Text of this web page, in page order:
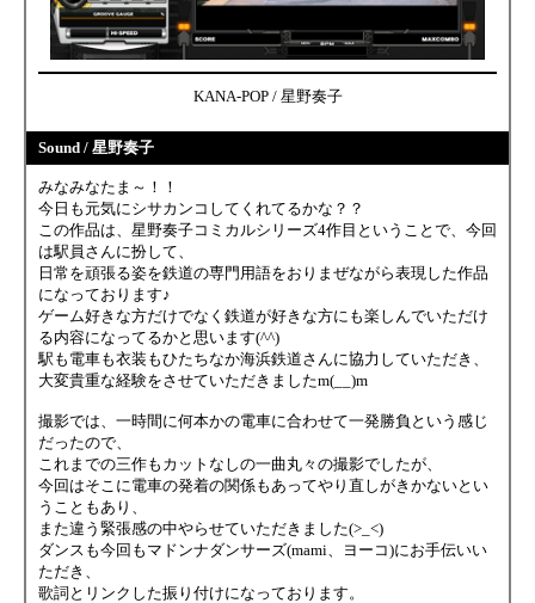
KANA-POP / 星野奏子
Sound / 星野奏子
みなみなたま～！！
今日も元気にシサカンコしてくれてるかな？？
この作品は、星野奏子コミカルシリーズ4作目ということで、今回
は駅員さんに扮して、
日常を頑張る姿を鉄道の専門用語をおりまぜながら表現した作品
になっております♪
ゲーム好きな方だけでなく鉄道が好きな方にも楽しんでいただけ
る内容になってるかと思います(^^)
駅も電車も衣装もひたちなか海浜鉄道さんに協力していただき、
大変貴重な経験をさせていただきましたm(__)m
撮影では、一時間に何本かの電車に合わせて一発勝負という感じ
だったので、
これまでの三作もカットなしの一曲丸々の撮影でしたが、
今回はそこに電車の発着の関係もあってやり直しがきかないとい
うこともあり、
また違う緊張感の中やらせていただきました(>_<)
ダンスも今回もマドンナダンサーズ(mami、ヨーコ)にお手伝いい
ただき、
歌詞とリンクした振り付けになっております。